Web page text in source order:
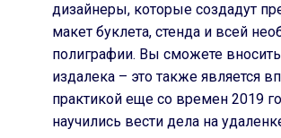
дизайнеры, которые создадут
макет буклета, стенда и всей
полиграфии. Вы сможете
издалека – это также является
практикой еще со времен 2019
научились вести дела на